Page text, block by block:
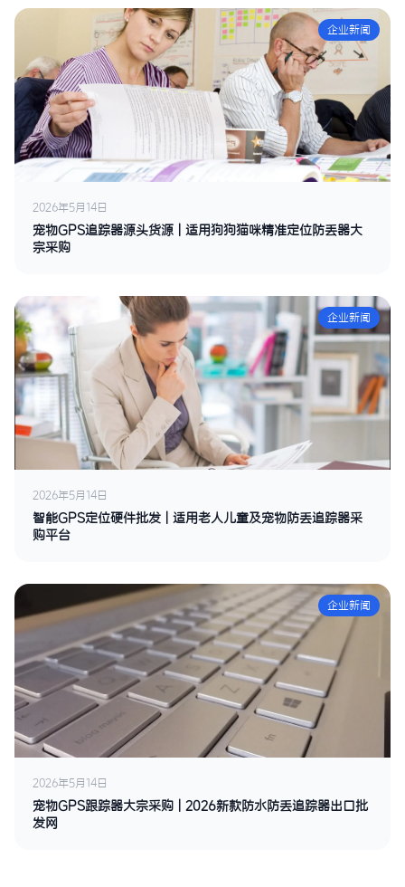
企业新闻
2026年5月14日
宠物GPS追踪器源头货源 | 适用狗狗猫咪精准定位防丢器大
宗采购
企业新闻
2026年5月14日
智能GPS定位硬件批发 | 适用老人儿童及宠物防丢追踪器采
购平台
企业新闻
2026年5月14日
宠物GPS跟踪器大宗采购 | 2026新款防水防丢追踪器出口批
发网